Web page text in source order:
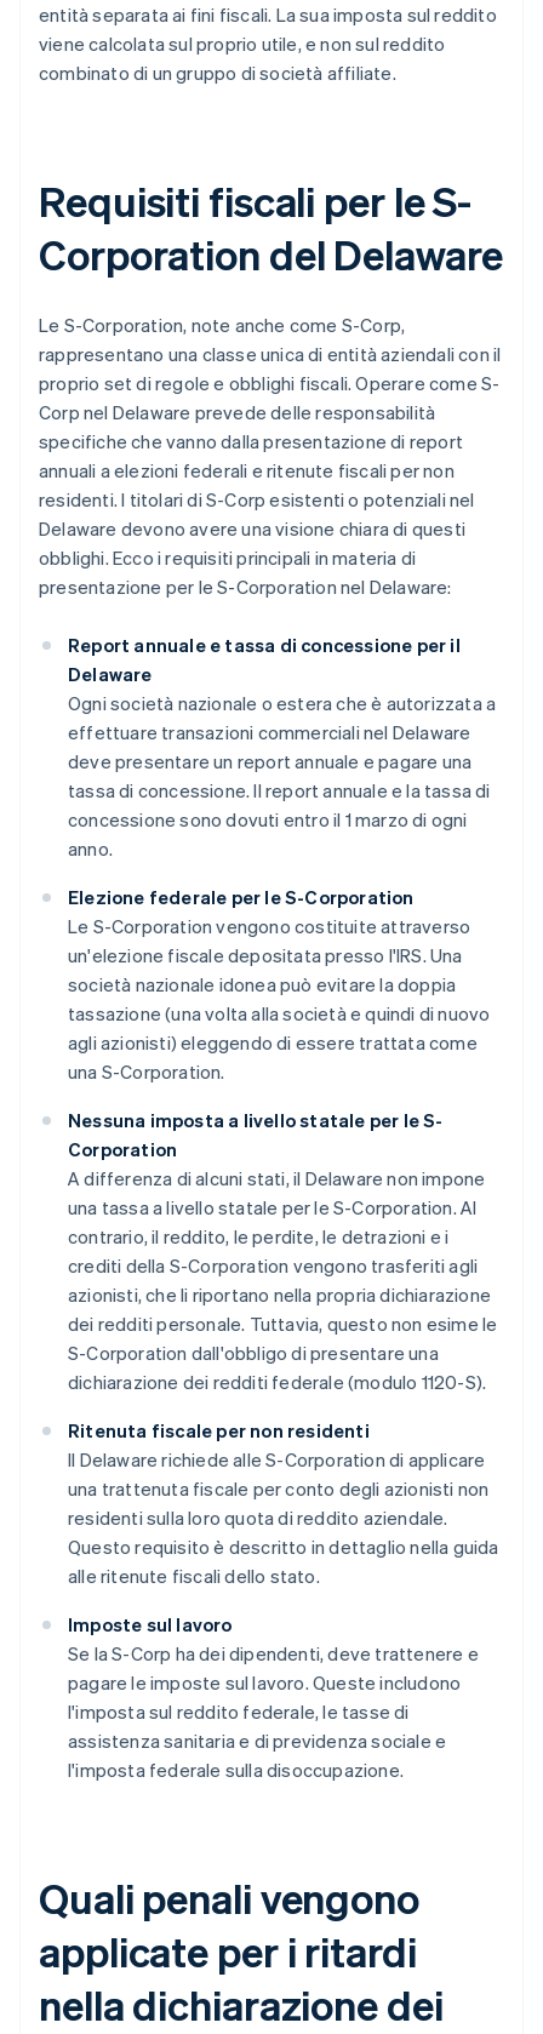
entità separata ai fini fiscali. La sua imposta sul reddito
viene calcolata sul proprio utile, e non sul reddito
combinato di un gruppo di società affiliate.
Requisiti fiscali per le S-
Corporation del Delaware
Le S-Corporation, note anche come S-Corp,
rappresentano una classe unica di entità aziendali con il
proprio set di regole e obblighi fiscali. Operare come S-
Corp nel Delaware prevede delle responsabilità
specifiche che vanno dalla presentazione di report
annuali a elezioni federali e ritenute fiscali per non
residenti. I titolari di S-Corp esistenti o potenziali nel
Delaware devono avere una visione chiara di questi
obblighi. Ecco i requisiti principali in materia di
presentazione per le S-Corporation nel Delaware:
Report annuale e tassa di concessione per il
Delaware
Ogni società nazionale o estera che è autorizzata a
effettuare transazioni commerciali nel Delaware
deve presentare un report annuale e pagare una
tassa di concessione. Il report annuale e la tassa di
concessione sono dovuti entro il 1 marzo di ogni
anno.
Elezione federale per le S-Corporation
Le S-Corporation vengono costituite attraverso
un'elezione fiscale depositata presso l'IRS. Una
società nazionale idonea può evitare la doppia
tassazione (una volta alla società e quindi di nuovo
agli azionisti) eleggendo di essere trattata come
una S-Corporation.
Nessuna imposta a livello statale per le S-
Corporation
A differenza di alcuni stati, il Delaware non impone
una tassa a livello statale per le S-Corporation. Al
contrario, il reddito, le perdite, le detrazioni e i
crediti della S-Corporation vengono trasferiti agli
azionisti, che li riportano nella propria dichiarazione
dei redditi personale. Tuttavia, questo non esime le
S-Corporation dall'obbligo di presentare una
dichiarazione dei redditi federale (modulo 1120-S).
Ritenuta fiscale per non residenti
Il Delaware richiede alle S-Corporation di applicare
una trattenuta fiscale per conto degli azionisti non
residenti sulla loro quota di reddito aziendale.
Questo requisito è descritto in dettaglio nella guida
alle ritenute fiscali dello stato.
Imposte sul lavoro
Se la S-Corp ha dei dipendenti, deve trattenere e
pagare le imposte sul lavoro. Queste includono
l'imposta sul reddito federale, le tasse di
assistenza sanitaria e di previdenza sociale e
l'imposta federale sulla disoccupazione.
Quali penali vengono
applicate per i ritardi
nella dichiarazione dei